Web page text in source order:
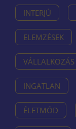
INTERJÚ
ELEMZÉSEK
VÁLLALKOZÁS
INGATLAN
ÉLETMÓD